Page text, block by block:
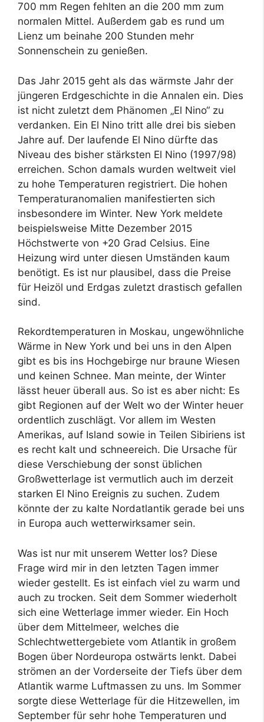
700 mm Regen fehlten an die 200 mm zum
normalen Mittel. Außerdem gab es rund um
Lienz um beinahe 200 Stunden mehr
Sonnenschein zu genießen.
Das Jahr 2015 geht als das wärmste Jahr der
jüngeren Erdgeschichte in die Annalen ein. Dies
ist nicht zuletzt dem Phänomen „El Nino“ zu
verdanken. Ein El Nino tritt alle drei bis sieben
Jahre auf. Der laufende El Nino dürfte das
Niveau des bisher stärksten El Nino (1997/98)
erreichen. Schon damals wurden weltweit viel
zu hohe Temperaturen registriert. Die hohen
Temperaturanomalien manifestierten sich
insbesondere im Winter. New York meldete
beispielsweise Mitte Dezember 2015
Höchstwerte von +20 Grad Celsius. Eine
Heizung wird unter diesen Umständen kaum
benötigt. Es ist nur plausibel, dass die Preise
für Heizöl und Erdgas zuletzt drastisch gefallen
sind.
Rekordtemperaturen in Moskau, ungewöhnliche
Wärme in New York und bei uns in den Alpen
gibt es bis ins Hochgebirge nur braune Wiesen
und keinen Schnee. Man meinte, der Winter
lässt heuer überall aus. So ist es aber nicht: Es
gibt Regionen auf der Welt wo der Winter heuer
ordentlich zuschlägt. Vor allem im Westen
Amerikas, auf Island sowie in Teilen Sibiriens ist
es recht kalt und schneereich. Die Ursache für
diese Verschiebung der sonst üblichen
Großwetterlage ist vermutlich auch im derzeit
starken El Nino Ereignis zu suchen. Zudem
könnte der zu kalte Nordatlantik gerade bei uns
in Europa auch wetterwirksamer sein.
Was ist nur mit unserem Wetter los? Diese
Frage wird mir in den letzten Tagen immer
wieder gestellt. Es ist einfach viel zu warm und
auch zu trocken. Seit dem Sommer wiederholt
sich eine Wetterlage immer wieder. Ein Hoch
über dem Mittelmeer, welches die
Schlechtwettergebiete vom Atlantik in großem
Bogen über Nordeuropa ostwärts lenkt. Dabei
strömen an der Vorderseite der Tiefs über dem
Atlantik warme Luftmassen zu uns. Im Sommer
sorgte diese Wetterlage für die Hitzewellen, im
September für sehr hohe Temperaturen und